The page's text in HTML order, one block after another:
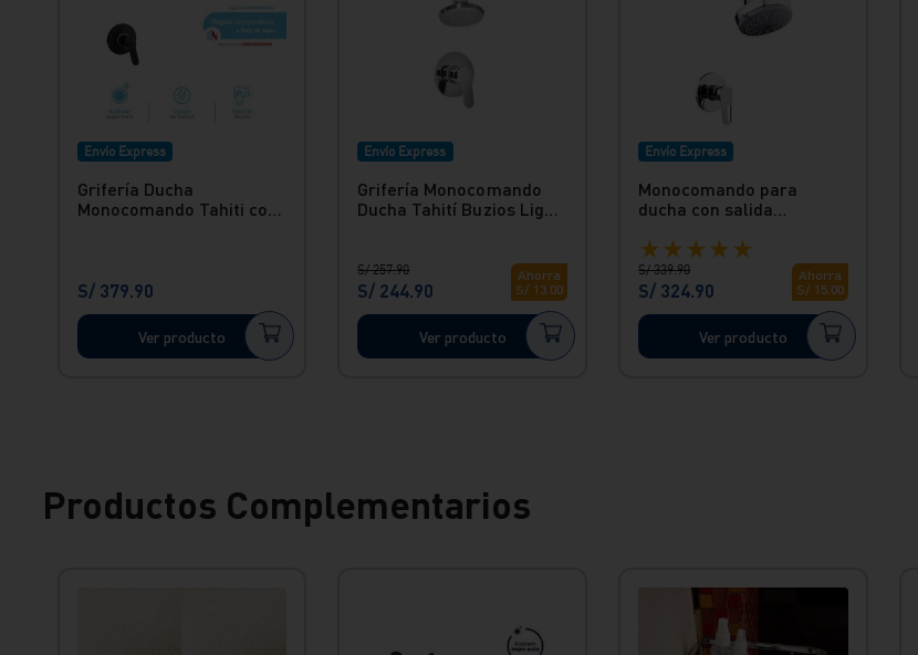
Envío Express
Grifería Ducha
Monocomando Tahiti con
S/ 379.90
Ver producto
Envío Express
Grifería Monocomando
Ducha Tahití Buzios Light
S/ 257.90
S/ 244.90
Ahorra
S/ 13.00
Ver producto
Envío Express
Monocomando para
ducha con salida
Vainsa
★ ★ ★ ★ ★
S/ 339.90
S/ 324.90
Ahorra
S/ 15.00
Ver producto
Productos Complementarios